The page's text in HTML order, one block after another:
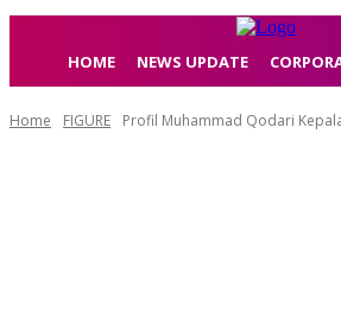
HOME NEWS UPDATE
Home FIGURE Profil Muhammad Qodari